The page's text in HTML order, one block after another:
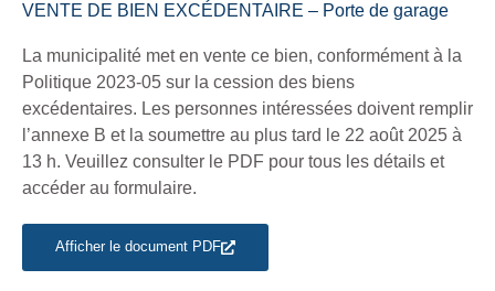
VENTE DE BIEN EXCÉDENTAIRE – Porte de garage
La municipalité met en vente ce bien, conformément à la
Politique 2023-05 sur la cession des biens
excédentaires. Les personnes intéressées doivent remplir
l’annexe B et la soumettre au plus tard le 22 août 2025 à
13 h. Veuillez consulter le PDF pour tous les détails et
accéder au formulaire.
Afficher le document PDF